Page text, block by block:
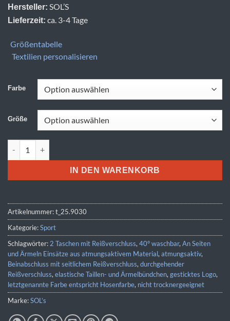
Hersteller: SOL’S
Lieferzeit: ca. 3-4 Tage
Größentabelle
Textilien personalisieren
Farbe
Größe
IN DEN WARENKORB
Artikelnummer:t_25.9030
Kategorie:Sport
Schlagwörter: 2 Taschen mit Reißverschluss, 40° waschbar, An Seiten
und Ärmeln Einsätze aus atmungsaktivem Material, atmungsaktiv,
Beinabschluss mit seitlichem Reißverschluss, durchgehender
Reißverschluss, elastische Taillen- und Ärmelbündchen, gesticktes Logo,
letztgenannte Farbe entspricht Hosenfarbe, nicht trocknergeeignet
Marke:SOL’s